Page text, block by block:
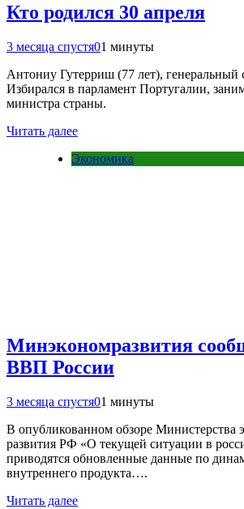
Кто родился 30 апреля
3 месяца спустя01 минуты
Антониу Гутерриш (77 лет), генеральный
Избирался в парламент Португалии,
министра страны.
Читать далее
Экономика
Минэкономразвития
ВВП России
3 месяца спустя01 минуты
В опубликованном обзоре Министерства
развития РФ «О текущей ситуации в
приводятся обновленные данные по
внутреннего продукта….
Читать далее